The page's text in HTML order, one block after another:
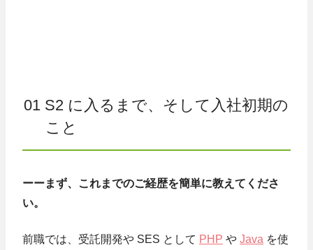
01 S2 に入るまで、そして入社初期の
こと
ーーまず、これまでのご経歴を簡単に教えてくださ
い。
前職では、受託開発や SES として PHP や Java を使